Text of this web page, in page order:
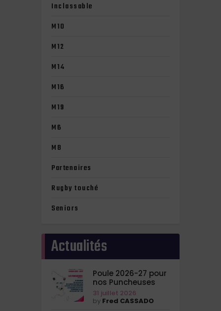
Inclassable
M10
M12
M14
M16
M19
M6
M8
Partenaires
Rugby touché
Seniors
Actualités
Poule 2026-27 pour
nos Puncheuses
31 juillet 2026
by Fred CASSADO